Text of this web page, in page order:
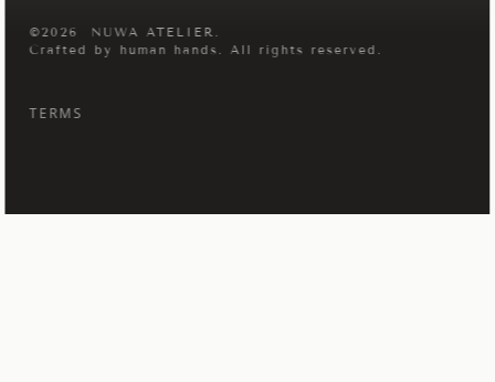
©2026 NUWA ATELIER.
Crafted by human hands.All rights reserved.
TERMS